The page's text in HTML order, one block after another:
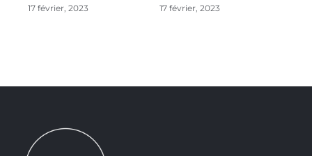
17 février, 2023 17 février, 2023